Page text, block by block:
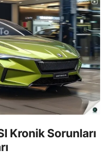
Kronik Sorunları